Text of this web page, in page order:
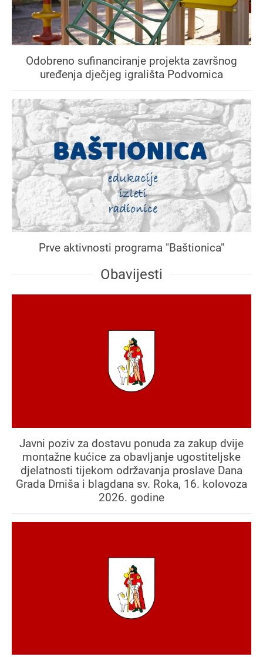
Odobreno sufinanciranje projekta završnog
uređenja dječjeg igrališta Podvornica
Prve aktivnosti programa "Baštionica"
Obavijesti
Javni poziv za dostavu ponuda za zakup dvije
montažne kućice za obavljanje ugostiteljske
djelatnosti tijekom održavanja proslave Dana
Grada Drniša i blagdana sv. Roka, 16. kolovoza
2026. godine